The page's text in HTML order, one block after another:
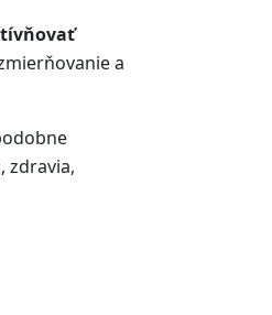
a
zdravia,